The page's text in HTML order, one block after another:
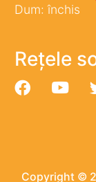
Dum: închis
Rețele
Copyright ©